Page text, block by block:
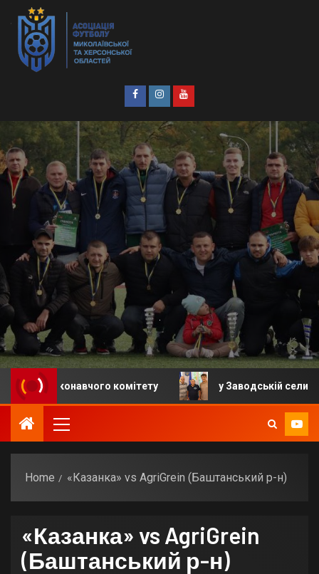
виконавчого комітету у Заводській селищній
Home «Казанка» vs AgriGrein (Баштанський р-н)
«Казанка» vs AgriGrein
(Баштанський р-н)